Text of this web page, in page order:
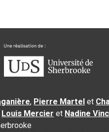
, Pierre Martel et
Louis Mercier et Nadine